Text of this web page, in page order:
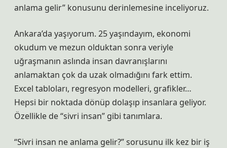
anlama gelir” konusunu derinlemesine inceliyoruz.
Ankara’da yaşıyorum. 25 yaşındayım, ekonomi
okudum ve mezun olduktan sonra veriyle
uğraşmanın aslında insan davranışlarını
anlamaktan çok da uzak olmadığını fark ettim.
Excel tabloları, regresyon modelleri, grafikler…
Hepsi bir noktada dönüp dolaşıp insanlara geliyor.
Özellikle de “sivri insan” gibi tanımlara.
“Sivri insan ne anlama gelir?” sorusunu ilk kez bir iş